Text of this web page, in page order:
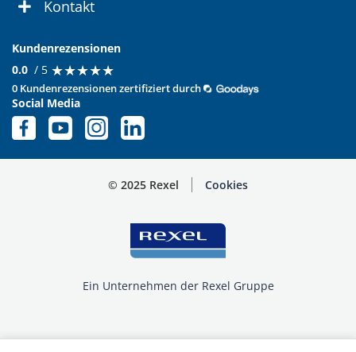
Kontakt
Kundenrezensionen
0.0 / 5 ★★★★★
★★★★★
0 Kundenrezensionen zertifiziert durch
Social Media
© 2025 Rexel Cookies
Ein Unternehmen der Rexel Gruppe